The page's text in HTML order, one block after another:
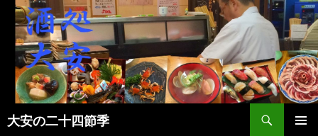
大安の二十四節季
検
索